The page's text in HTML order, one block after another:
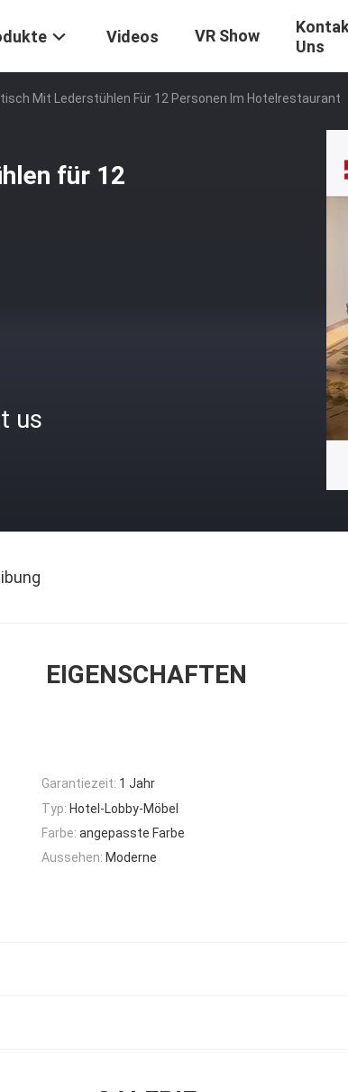
Videos VR Show
Uns
Mit Lederstühlen Für 12 Personen Im Hotelrestaurant
für 12
us
EIGENSCHAFTEN
Garantiezeit: 1 Jahr
Typ: Hotel-Lobby-Möbel
Farbe: angepasste Farbe
Aussehen: Moderne